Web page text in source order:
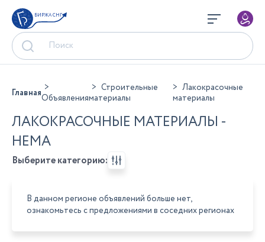
БИРЖА СНГ
ГлавнаяОбъявления
Строительные
материалы
Лакокрасочные
материалы
ЛАКОКРАСОЧНЫЕ МАТЕРИАЛЫ -
НЕМА
Выберите категорию:
В данном регионе объявлений больше нет,
ознакомьтесь с предложениями в соседних регионах